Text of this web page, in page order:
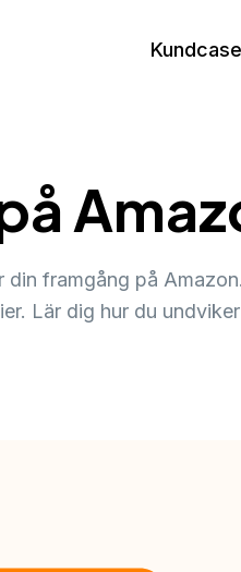
Kundcase
framgång på
Lär dig hur du